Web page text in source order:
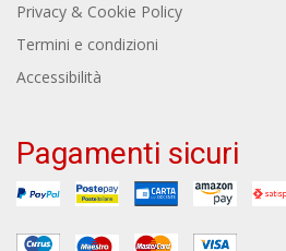
Privacy & Cookie Policy
Termini e condizioni
Accessibilità
Pagamenti sicuri